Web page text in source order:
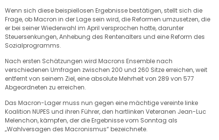
Wenn sich diese beispiellosen Ergebnisse bestätigen, stellt sich die
Frage, ob Macron in der Lage sein wird, die Reformen umzusetzen, die
er bei seiner Wiederwahl im April versprochen hatte, darunter
Steuersenkungen, Anhebung des Rentenalters und eine Reform des
Sozialprogramms.
Nach ersten Schätzungen wird Macrons Ensemble nach
verschiedenen Umfragen zwischen 200 und 260 Sitze erreichen, weit
entfernt von seinem Ziel, eine absolute Mehrheit von 289 von 577
Abgeordneten zu erreichen.
Das Macron-Lager muss nun gegen eine mächtige vereinte linke
Koalition NUPES und ihren Führer, den hartlinken Veteranen Jean-Luc
Melenchon, kämpfen, der die Ergebnisse vom Sonntag als
„Wahlversagen des Macronismus“ bezeichnete.